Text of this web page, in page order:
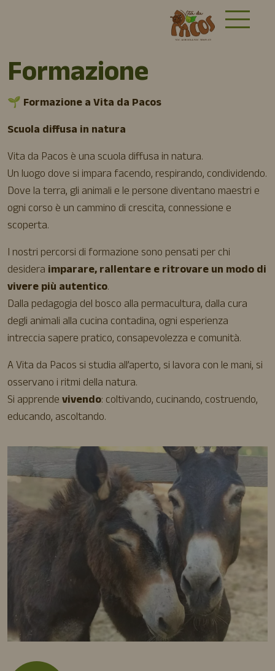
Formazione
🌱 Formazione a Vita da Pacos
Scuola diffusa in natura
Vita da Pacos è una scuola diffusa in natura.
Un luogo dove si impara facendo, respirando, condividendo.
Dove la terra, gli animali e le persone diventano maestri e
ogni corso è un cammino di crescita, connessione e
scoperta.
I nostri percorsi di formazione sono pensati per chi
desidera imparare, rallentare e ritrovare un modo di
vivere più autentico.
Dalla pedagogia del bosco alla permacultura, dalla cura
degli animali alla cucina contadina, ogni esperienza
intreccia sapere pratico, consapevolezza e comunità.
A Vita da Pacos si studia all’aperto, si lavora con le mani, si
osservano i ritmi della natura.
Si apprendevivendo: coltivando, cucinando, costruendo,
educando, ascoltando.